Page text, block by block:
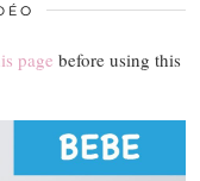
page before using this